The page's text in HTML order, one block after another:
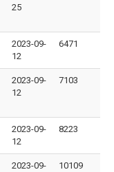
25
2023-09-
12
6471
2023-09-
12
7103
2023-09-
12
8223
2023-09-
10109